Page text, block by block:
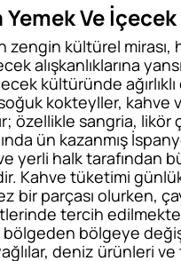
Yemek Ve
zengin kültürel mirası,
alışkanlıklarına
kültüründe
kokteyller, kahve
özellikle sangria, likör
ün kazanmış
yerli halk tarafından
Kahve tüketimi
bir parçası olurken,
tercih
bölgeye
deniz ürünleri